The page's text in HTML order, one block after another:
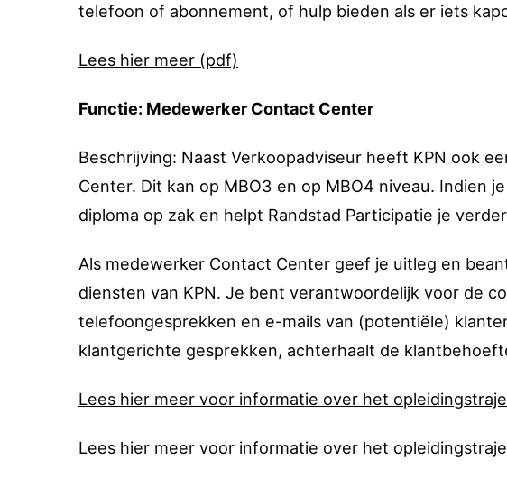
telefoon of abonnement, of hulp bieden als er iets
Lees hier meer (pdf)
Functie: Medewerker Contact Center
Beschrijving: Naast Verkoopadviseur heeft KPN ook
Center. Dit kan op MBO3 en op MBO4 niveau. Indien
diploma op zak en helpt Randstad Participatie je
Als medewerker Contact Center geef je uitleg en
diensten van KPN. Je bent verantwoordelijk voor de
telefoongesprekken en e-mails van (potentiële)
klantgerichte gesprekken, achterhaalt de
Lees hier meer voor informatie over het
Lees hier meer voor informatie over het